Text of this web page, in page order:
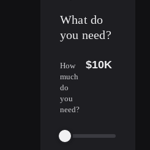
What do
you need?
How
much
do
you
need?
$10K